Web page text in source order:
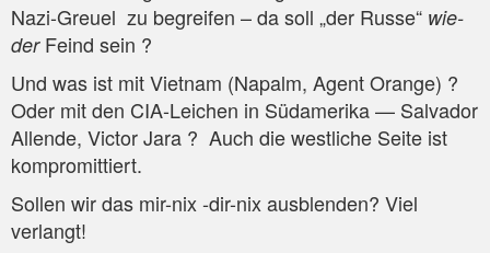
Nazi-Greu­el zu begrei­fen – da soll „der Rus­se“ wie­
derFeind sein ?
Und was ist mit Viet­nam (Napalm, Agent Oran­ge) ?
Oder mit den CIA-Lei­chen in Süd­ame­ri­ka — Sal­va­dor
Allen­de, Vic­tor Jara ? Auch die west­li­che Sei­te ist
kompromittiert.
Sol­len wir das mir-nix ‑dir-nix aus­blen­den? Viel
verlangt!